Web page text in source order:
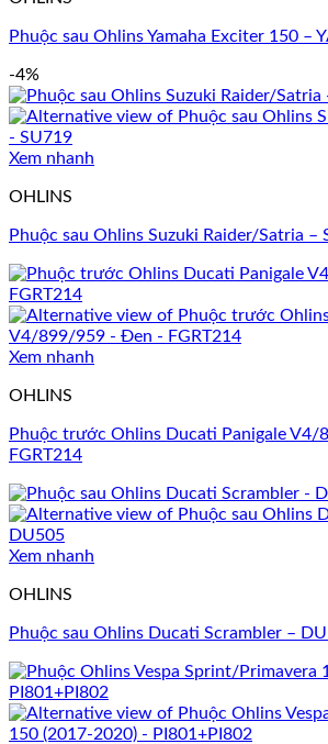
Phuộc sau Ohlins Yamaha Exciter 150 –
-4%
Xem nhanh
OHLINS
Phuộc sau Ohlins Suzuki Raider/Satria –
Xem nhanh
OHLINS
Phuộc trước Ohlins Ducati Panigale V4/
FGRT214
Xem nhanh
OHLINS
Phuộc sau Ohlins Ducati Scrambler –